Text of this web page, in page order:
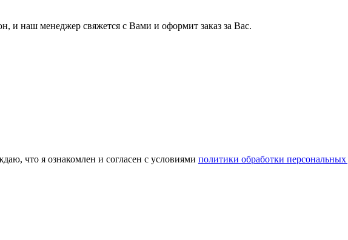
и наш менеджер свяжется с Вами и оформит заказ за Вас.
что я ознакомлен и согласен с условиями политики обработки